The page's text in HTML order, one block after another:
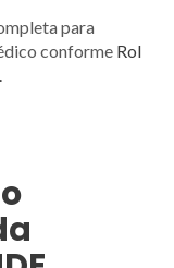
para
conforme Rol